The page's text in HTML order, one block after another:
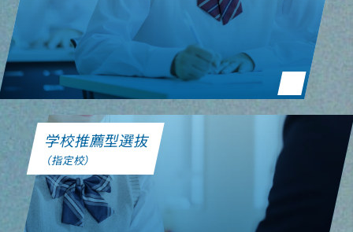
学校推薦型選抜
（指定校）